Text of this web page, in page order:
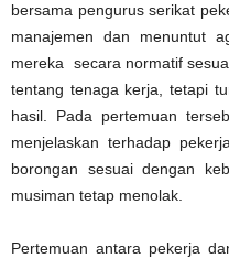
bersama pengurus serikat
manajemen dan menuntut
mereka secara normatif
tentang tenaga kerja, tetapi
hasil. Pada pertemuan
menjelaskan terhadap
borongan sesuai dengan
musiman tetap menolak.
Pertemuan antara pekerja